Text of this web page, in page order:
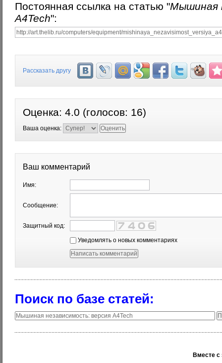
Постоянная ссылка на статью "Мышиная
A4Tech":
Рассказать другу
Оценка: 4.0 (голосов: 16)
Ваша оценка:
Ваш комментарий
Имя:
Сообщение:
Защитный код:
Уведомлять о новых комментариях
Поиск по базе статей:
Вместе с